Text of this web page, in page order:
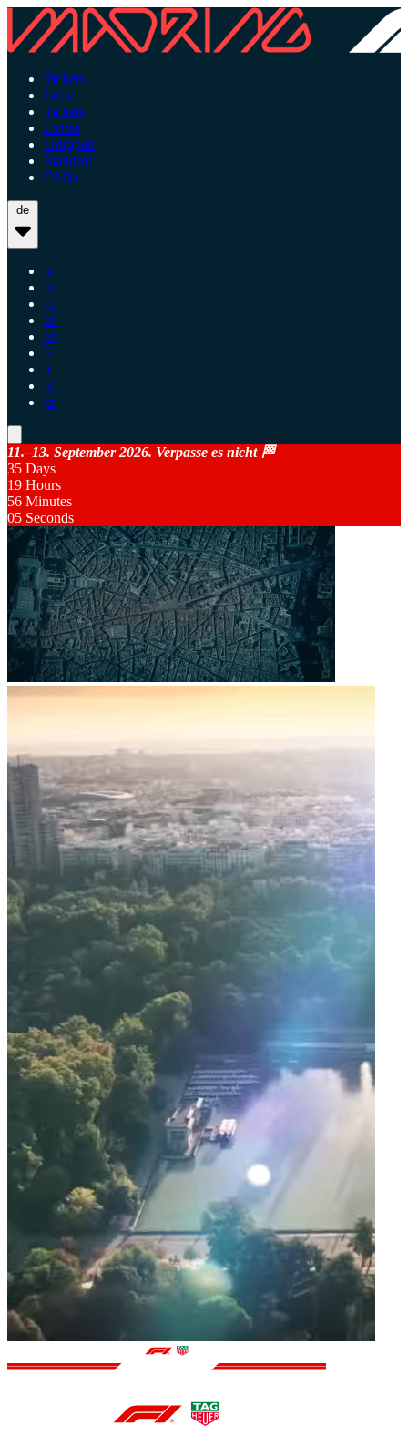
Tickets
Infos
Tickets
Extras
Gruppen
Standort
FAQs
de
ar
br
cg
en
es
fr
it
nl
pt
11.–13. September 2026. Verpasse es nicht 🏁
35 Days
19 Hours
56 Minutes
05 Seconds